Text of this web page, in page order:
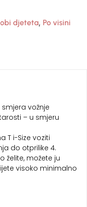
djeteta, Po visini
vožnje
– u smjeru
T i-Size voziti
do otprilike 4.
želite, možete ju
visoko minimalno